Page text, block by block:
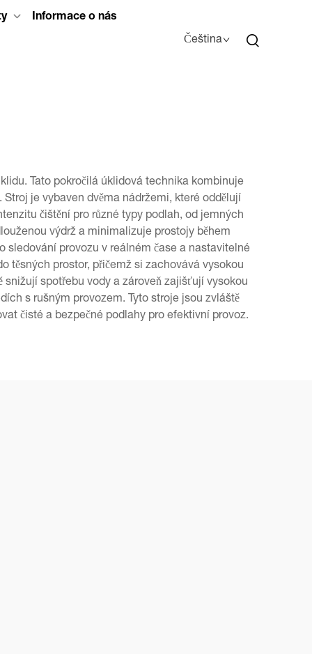
Informace o nás
Čeština
Tato pokročilá úklidová technika kombinuje
je vybaven dvěma nádržemi, které oddělují
čištění pro různé typy podlah, od jemných
výdrž a minimalizuje prostojy během
sledování provozu v reálném čase a nastavitelné
těsných prostor, přičemž si zachovává vysokou
spotřebu vody a zároveň zajišťují vysokou
s rušným provozem. Tyto stroje jsou zvláště
čisté a bezpečné podlahy pro efektivní provoz.